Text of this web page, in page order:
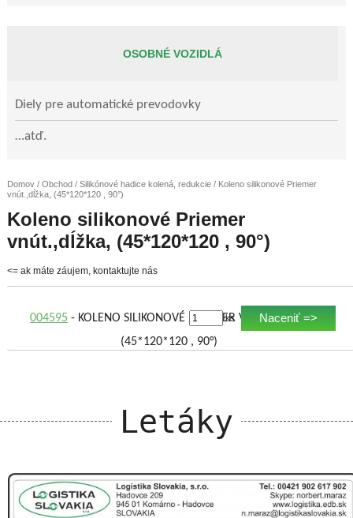
OSOBNÉ VOZIDLÁ
Diely pre automatické prevodovky
…atď.
Domov/ Obchod/ Silikónové hadice kolená, redukcie/ Koleno silikonové Priemer
vnút.,dĺžka, (45*120*120 , 90°)
Koleno silikonové Priemer
vnút.,dĺžka, (45*120*120 , 90°)
<= ak máte záujem, kontaktujte nás
004595 - KOLENO SILIKONOVÉ PRIEMER VNÚT.,DĹŽKA,
(45*120*120 , 90°)
ks Naceniť =>
Letáky